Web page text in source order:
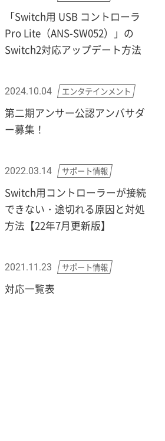
「Switch用 USB コントローラ
Pro Lite（ANS-SW052）」の
Switch2対応アップデート方法
2024.10.04 エンタテインメント
第二期アンサー公認アンバサダ
ー募集！
2022.03.14 サポート情報
Switch用コントローラーが接続
できない・途切れる原因と対処
方法【22年7月更新版】
2021.11.23 サポート情報
対応一覧表